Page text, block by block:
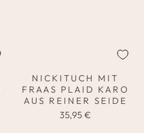
NICKITUCH MIT
FRAAS PLAID KARO
AUS REINER SEIDE
35,95 €